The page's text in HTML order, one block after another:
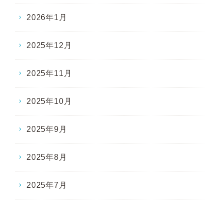
2026年1月
2025年12月
2025年11月
2025年10月
2025年9月
2025年8月
2025年7月